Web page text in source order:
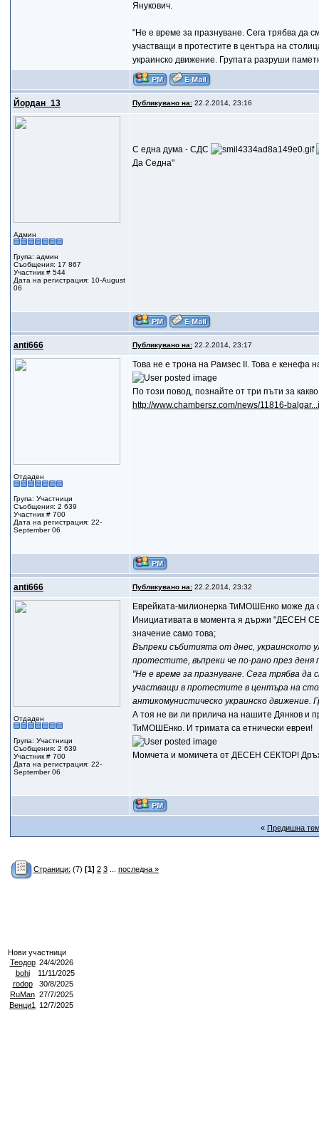
Янукович.
"Не е време за празнуване. Сега трябва да
участващи в протестите в центъра на
украинско движение. Групата разруши
Йордан_13 Публикувано на:22.2.2014, 23:16
Админ
Група: админ
Съобщения: 17 867
Участник # 544
Дата на регистрация: 10-August
06
С една дума - СДС
Да Седна"
anti666 Публикувано на:22.2.2014, 23:17
Отдаден
Група: Участници
Съобщения: 2 639
Участник # 700
Дата на регистрация: 22-
September 06
Това не е трона на Рамзес II. Това е кенефа
По този повод, познайте от три пъти за
http://www.chambersz.com/news/11816-
anti666 Публикувано на:22.2.2014, 23:32
Отдаден
Група: Участници
Съобщения: 2 639
Участник # 700
Дата на регистрация: 22-
September 06
Еврейката-милионерка ТиМОШЕнко може да
Инициативата в момента я държи "ДЕСЕН
значение само това;
Въпреки събитията от днес, украинското
протестите, въпреки че по-рано през
"Не е време за празнуване. Сега трябва
участващи в протестите в центъра на
антикомунистическо украинско
А тоя не ви ли прилича на нашите Дянков и
ТиМОШЕнко. И тримата са етнически евреи!
Момчета и момичета от ДЕСЕН СЕКТОР!
« Предишна
Страници: (7) [1] 2 3... последна »
Нови участници
Теодор 24/4/2026
bohi
11/11/2025
rodop
30/8/2025
RuMan 27/7/2025
Венци1
12/7/2025